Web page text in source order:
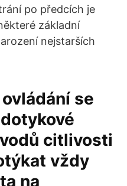
po předcích je
základní
nejstarších
ovládání se
citlivosti
vždy
na